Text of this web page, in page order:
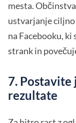
mesta.
ustvarjanje
na Facebooku, ki
strank in
7. Postavite
rezultate